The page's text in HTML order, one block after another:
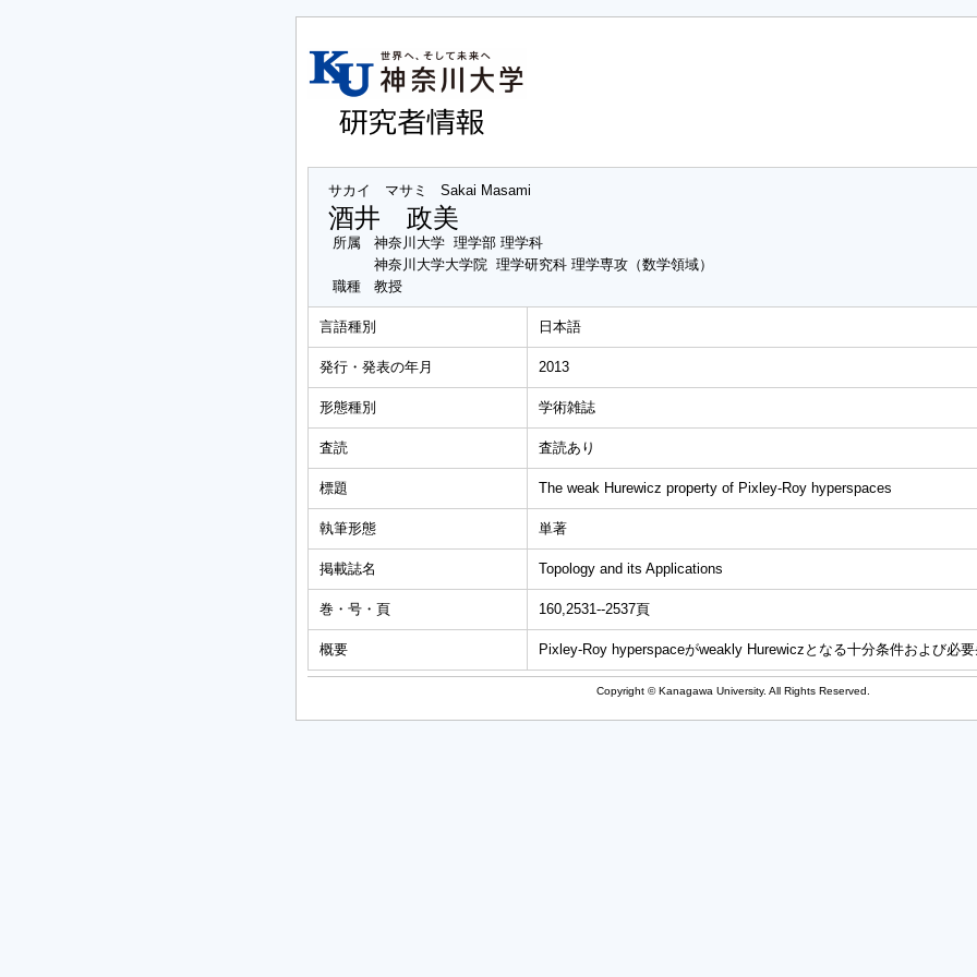
サカイ マサミ Sakai Masami
酒井 政美
所属
神奈川大学 理学部 理学科
神奈川大学大学院 理学研究科 理学専攻（数学領域）
職種
教授
言語種別 日本語
発行・発表の年月 2013
形態種別 学術雑誌
査読 査読あり
標題 The weak Hurewicz property of Pixley-Roy hyperspaces
執筆形態 単著
掲載誌名 Topology and its Applications
巻・号・頁 160,2531--2537頁
概要 Pixley-Roy hyperspaceがweakly Hurewiczとなる十分条件および必要
Copyright © Kanagawa University. All Rights Reserved.